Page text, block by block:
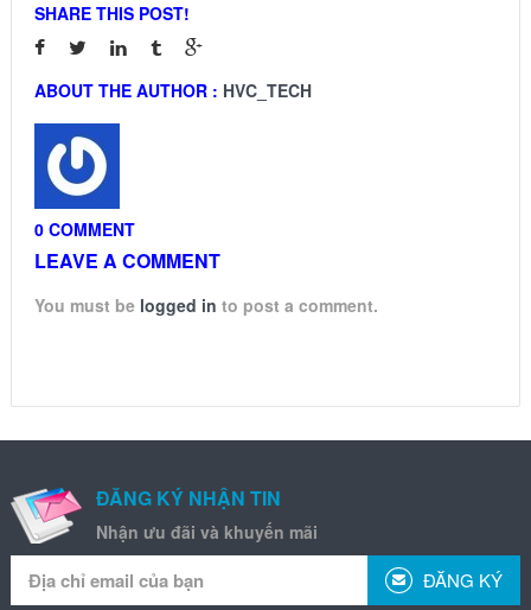
SHARE THIS POST!
ABOUT THE AUTHOR : HVC_TECH
0 COMMENT
LEAVE A COMMENT
You must be logged in to post a comment.
ĐĂNG KÝ NHẬN TIN
Nhận ưu đãi và khuyến mãi
ĐĂNG KÝ